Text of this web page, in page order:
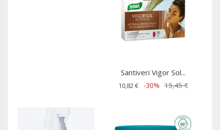
Santiveri Vigor Sol...
10,82 € -30% 15,45 €